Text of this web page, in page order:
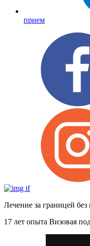
прием
Лечение за границей без
17 лет опыта Визовая